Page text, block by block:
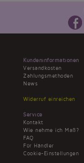
Kundeninformationen
Versandkosten
Zahlungsmethoden
News
Widerruf einreichen
Service
Kontakt
Wie nehme ich Maß?
FAQ
Für Händler
Cookie-Einstellungen